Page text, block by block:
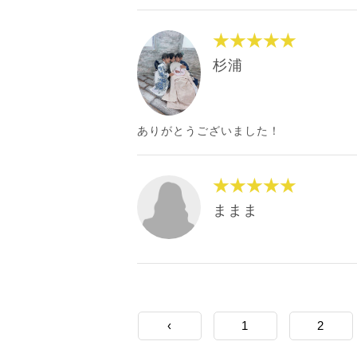
★★★★★
杉浦
ありがとうございました！
★★★★★
ままま
‹ 1 2